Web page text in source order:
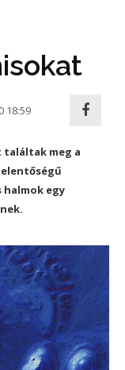
18:59
meg a
egy